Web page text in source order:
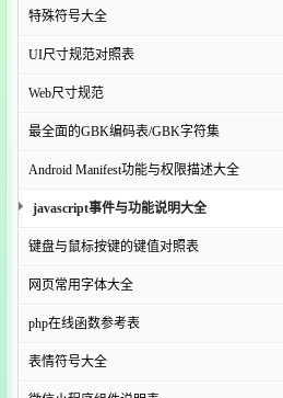
特殊符号大全
UI尺寸规范对照表
Web尺寸规范
最全面的GBK编码表/GBK字符集
Android Manifest功能与权限描述大全
javascript事件与功能说明大全
键盘与鼠标按键的键值对照表
网页常用字体大全
php在线函数参考表
表情符号大全